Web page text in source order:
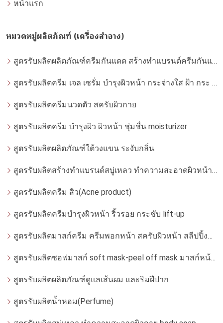
หน้าแรก
หมวดหมู่ผลิตภัณฑ์ (เครื่องสำอาง)
สูตรรับผลิตผลิตภัณฑ์ครีมกันแดด สร้างทำแบรนด์ครีมกันแดด โดยโรงงานผลิตที่ได้มาตรฐาน
สูตรรับผลิตครีม เจล เซรั่ม บำรุงผิวหน้า กระจ่างใส ฝ้า กระ จุดด่างดำ whitening
สูตรรับผลิตครีมนวดตัว สครับผิวกาย
สูตรรับผลิตครีม บำรุงผิว ผิวหน้า ชุ่มชื่น moisturizer
สูตรรับผลิตผลิตภัณฑ์ใต้วงแขน ระงับกลิ่น
สูตรรับผลิตสร้างทำแบรนด์สบู่เหลว ทำความสะอาดผิวหน้า โฟมล้างหน้า
สูตรรับผลิตครีม สิว(Acne product)
สูตรรับผลิตครีมบำรุงผิวหน้า ริ้วรอย กระชับ lift-up
สูตรรับผลิตมาสก์ครีม ครีมพอกหน้า สครับผิวหน้า สลีปปิ้งมาสก์
สูตรรับผลิตซอฟมาสก์ soft mask-peel off mask มาสก์หน้ากากอ่อน
สูตรรับผลิตผลิตภัณฑ์ดูแลเส้นผม และริมฝีปาก
สูตรรับผลิตน้ำหอม(Perfume)